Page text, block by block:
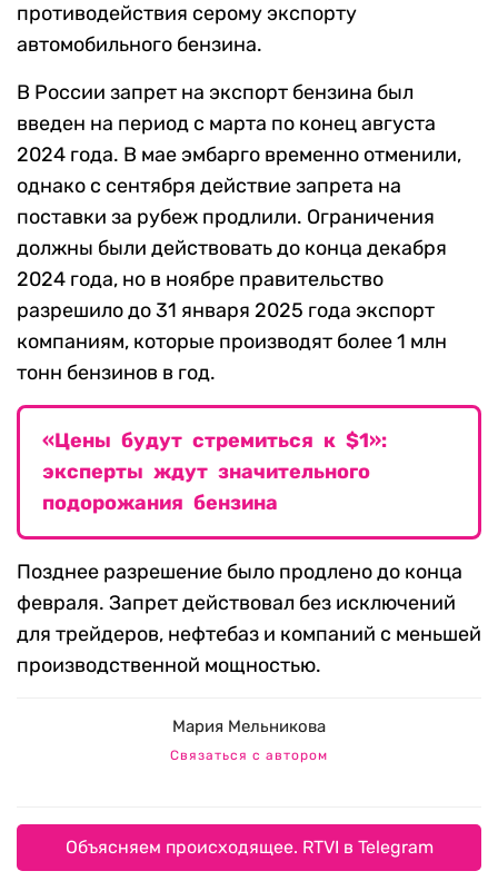
противодействия серому экспорту
автомобильного бензина.
В России запрет на экспорт бензина был
введен на период с марта по конец августа
2024 года. В мае эмбарго временно отменили,
однако с сентября действие запрета на
поставки за рубеж продлили. Ограничения
должны были действовать до конца декабря
2024 года, но в ноябре правительство
разрешило до 31 января 2025 года экспорт
компаниям, которые производят более 1 млн
тонн бензинов в год.
«Цены будут стремиться к $1»:
эксперты ждут значительного
подорожания бензина
Позднее разрешение было продлено до конца
февраля. Запрет действовал без исключений
для трейдеров, нефтебаз и компаний с меньшей
производственной мощностью.
Мария Мельникова
Связаться с автором
Объясняем происходящее. RTVI в Telegram